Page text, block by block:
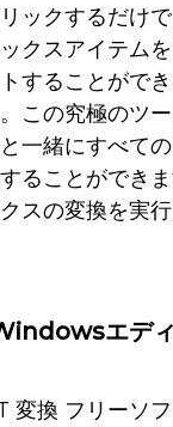
ックするだけ
クスアイテム
することがで
この究極のツ
一緒にすべて
ることができ
スの変換を実行
エデ
変換 フリーソ